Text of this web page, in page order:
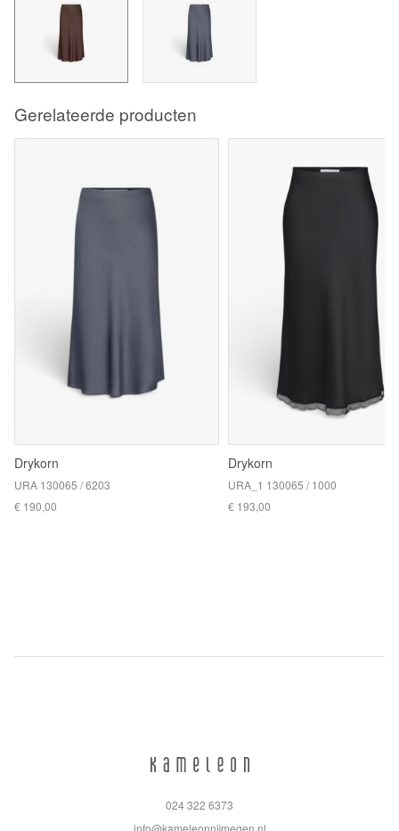
Gerelateerde producten
Drykorn
URA 130065 / 6203
€ 190,00
Drykorn
URA_1 130065 / 1000
€ 193,00
024 322 6373
info@kameleonnijmegen.nl